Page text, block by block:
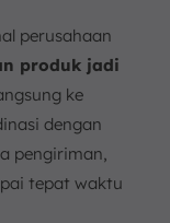
perusahaan
produk jadi
ke
dengan
pengiriman,
tepat waktu